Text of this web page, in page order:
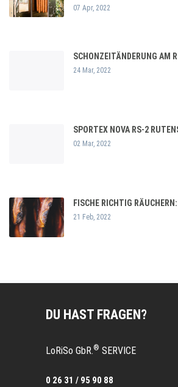
07 Apr, 2022
SCHONZEITÄNDERUNG AM
24 Mar, 2022
SPORTEX NOVA RS-2
02 Mar, 2022
FISCHE RICHTIG
21 Feb, 2022
DU HAST FRAGEN?
LoRiSo GbR.® SERVICE
0 26 31 / 95 90 88